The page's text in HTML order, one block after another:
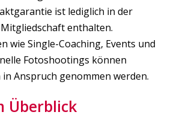
ist lediglich in der
enthalten.
wie Single-Coaching, Events und
Fotoshootings können
in Anspruch genommen werden.
Überblick